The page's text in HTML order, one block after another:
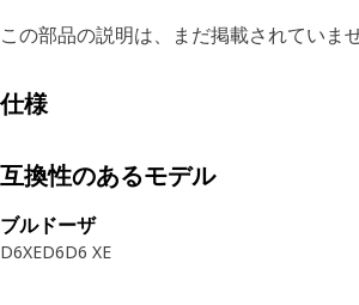
この部品の説明は、まだ掲載されていませ
仕様
互換性のあるモデル
ブルドーザ
D6XED6D6 XE